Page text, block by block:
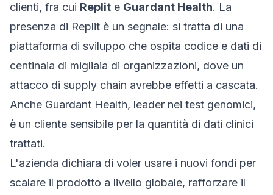
clienti, fra cui Replit e Guardant Health. La
presenza di Replit è un segnale: si tratta di una
piattaforma di sviluppo che ospita codice e dati di
centinaia di migliaia di organizzazioni, dove un
attacco di supply chain avrebbe effetti a cascata.
Anche Guardant Health, leader nei test genomici,
è un cliente sensibile per la quantità di dati clinici
trattati.
L'azienda dichiara di voler usare i nuovi fondi per
scalare il prodotto a livello globale, rafforzare il